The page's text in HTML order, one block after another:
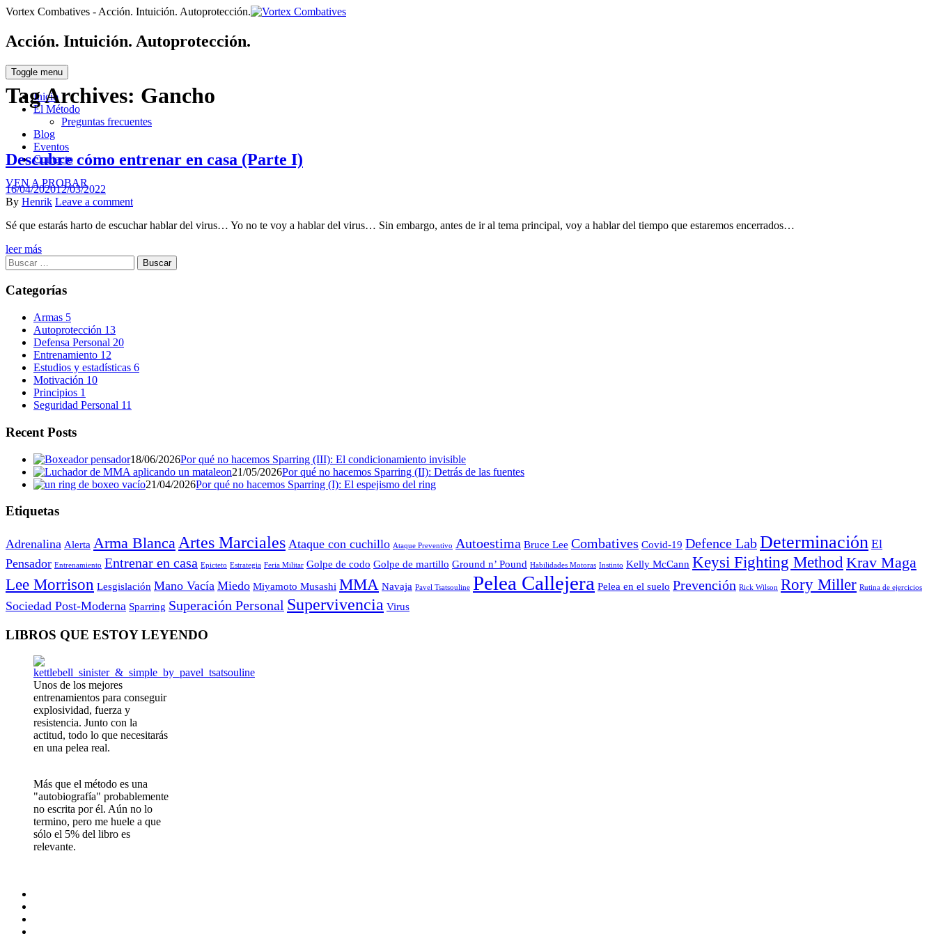
Vortex Combatives - Acción. Intuición. Autoprotección.
Acción. Intuición. Autoprotección.
Toggle menu
Inicio
El Método
Preguntas frecuentes
Blog
Eventos
Contacto
VEN A PROBAR
Tag Archives: Gancho
Descubre cómo entrenar en casa (Parte I)
Posted
on
16/04/202012/03/2022
Author
By Henrik Leave a comment
Sé que estarás harto de escuchar hablar del virus… Yo no te voy a hablar del virus… Sin embargo, antes de ir al tema principal, voy a hablar del tiempo que estaremos encerrados…
leer más
Buscar:
Categorías
Armas 5
Autoprotección 13
Defensa Personal 20
Entrenamiento 12
Estudios y estadísticas 6
Motivación 10
Principios 1
Seguridad Personal 11
Recent Posts
18/06/2026Por qué no hacemos Sparring (III): El condicionamiento invisible
21/05/2026Por qué no hacemos Sparring (II): Detrás de las fuentes
21/04/2026Por qué no hacemos Sparring (I): El espejismo del ring
Etiquetas
Adrenalina Alerta Arma Blanca Artes Marciales Ataque con cuchillo Ataque Preventivo Autoestima Bruce Lee Combatives Covid-19 Defence LabDeterminación El
Pensador Entrenamiento Entrenar en casa Epicteto Estrategia Feria Militar Golpe de codo Golpe de martillo Ground n’ Pound Habilidades Motoras Instinto Kelly McCann Keysi Fighting Method Krav Maga
Lee Morrison Lesgislación Mano Vacía Miedo Miyamoto Musashi MMA Navaja Pavel Tsatsouline Pelea Callejera Pelea en el suelo Prevención Rick Wilson Rory Miller Rutina de ejercicios
Sociedad Post-Moderna Sparring Superación Personal Supervivencia Virus
LIBROS QUE ESTOY LEYENDO
Unos de los mejores
entrenamientos para conseguir
explosividad, fuerza y
resistencia. Junto con la
actitud, todo lo que necesitarás
en una pelea real.
Más que el método es una
"autobiografía" probablemente
no escrita por él. Aún no lo
termino, pero me huele a que
sólo el 5% del libro es
relevante.